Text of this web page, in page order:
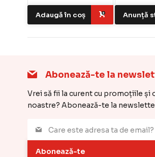
Adaugă în coș Anunță
Abonează-te la
Vrei să fii la curent cu promoțiile și
noastre? Abonează-te la
Abonează-te